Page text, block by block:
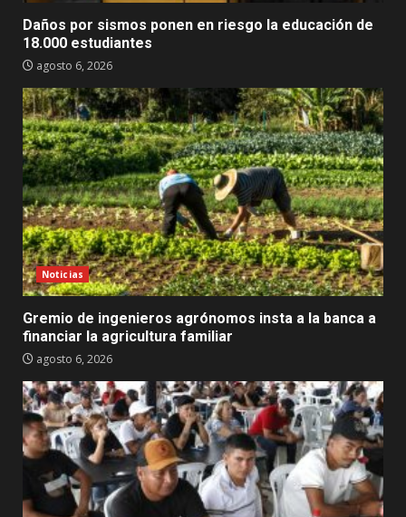
Daños por sismos ponen en riesgo la educación de
18.000 estudiantes
agosto 6, 2026
Noticias
Gremio de ingenieros agrónomos insta a la banca a
financiar la agricultura familiar
agosto 6, 2026